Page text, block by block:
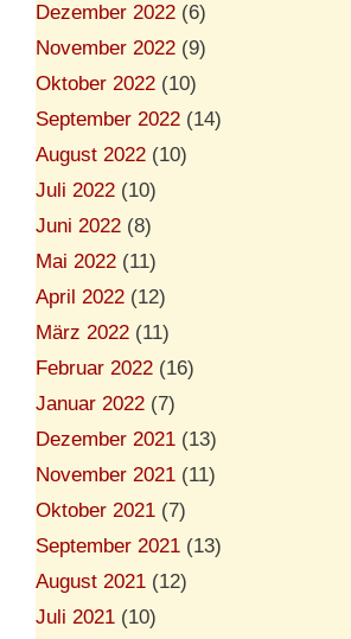
Dezember 2022 (6)
November 2022 (9)
Oktober 2022 (10)
September 2022 (14)
August 2022 (10)
Juli 2022 (10)
Juni 2022 (8)
Mai 2022 (11)
April 2022 (12)
März 2022 (11)
Februar 2022 (16)
Januar 2022 (7)
Dezember 2021 (13)
November 2021 (11)
Oktober 2021 (7)
September 2021 (13)
August 2021 (12)
Juli 2021 (10)